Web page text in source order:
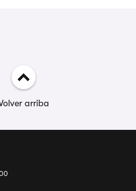
arriba